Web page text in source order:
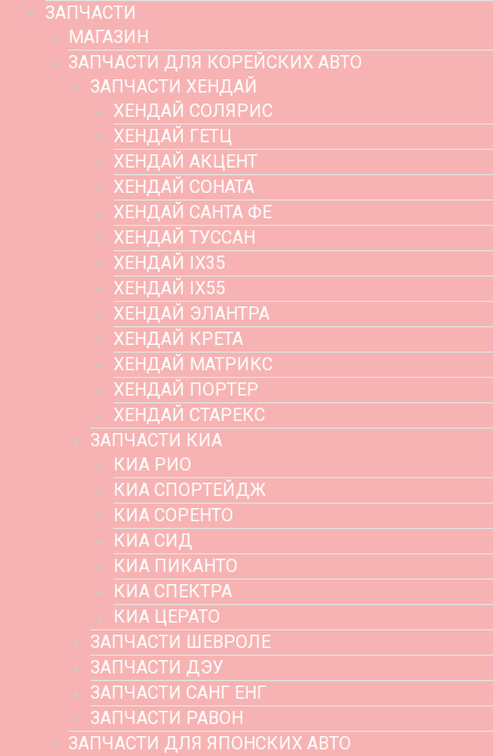
ЗАПЧАСТИ
МАГАЗИН
ЗАПЧАСТИ ДЛЯ КОРЕЙСКИХ АВТО
ЗАПЧАСТИ ХЕНДАЙ
ХЕНДАЙ СОЛЯРИС
ХЕНДАЙ ГЕТЦ
ХЕНДАЙ АКЦЕНТ
ХЕНДАЙ СОНАТА
ХЕНДАЙ САНТА ФЕ
ХЕНДАЙ ТУССАН
ХЕНДАЙ IX35
ХЕНДАЙ IX55
ХЕНДАЙ ЭЛАНТРА
ХЕНДАЙ КРЕТА
ХЕНДАЙ МАТРИКС
ХЕНДАЙ ПОРТЕР
ХЕНДАЙ СТАРЕКС
ЗАПЧАСТИ КИА
КИА РИО
КИА СПОРТЕЙДЖ
КИА СОРЕНТО
КИА СИД
КИА ПИКАНТО
КИА СПЕКТРА
КИА ЦЕРАТО
ЗАПЧАСТИ ШЕВРОЛЕ
ЗАПЧАСТИ ДЭУ
ЗАПЧАСТИ САНГ ЕНГ
ЗАПЧАСТИ РАВОН
ЗАПЧАСТИ ДЛЯ ЯПОНСКИХ АВТО